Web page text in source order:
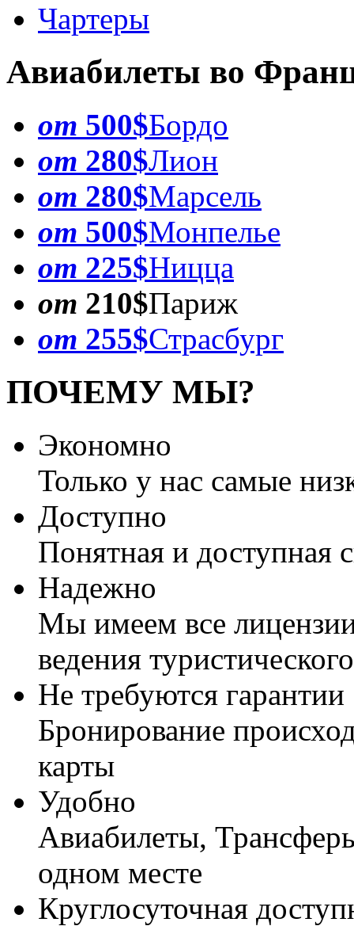
Чартеры
Авиабилеты во
от 500$Бордо
от 280$Лион
от 280$Марсель
от 500$Монпелье
от 225$Ницца
от 210$Париж
от 255$Страсбург
ПОЧЕМУ МЫ?
Экономно
Только у нас самые
Доступно
Понятная и доступная
Надежно
Мы имеем все
ведения
Не требуются гарантии
Бронирование
карты
Удобно
Авиабилеты,
одном месте
Круглосуточная